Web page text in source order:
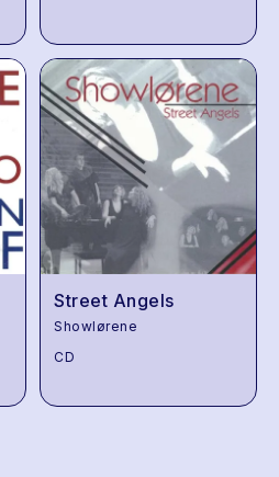
Street Angels
Showlørene
CD